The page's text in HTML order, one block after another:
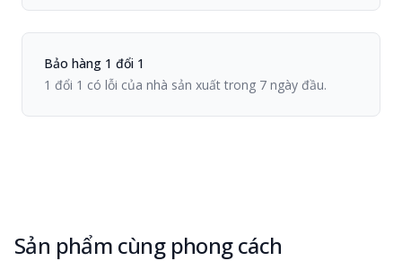
Bảo hàng 1 đổi 1
1 đổi 1 có lỗi của nhà sản xuất trong 7 ngày đầu.
Sản phẩm cùng phong cách